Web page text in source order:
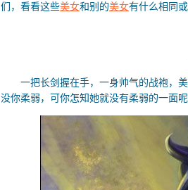
们，看看这些美女和别的美女有什么相同
一把长剑握在手，一身帅气的战袍，美
没你柔弱，可你怎知她就没有柔弱的一面